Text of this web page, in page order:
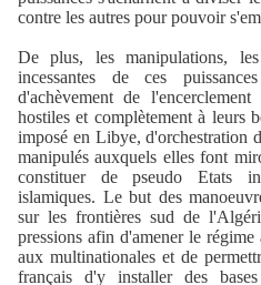
contre les autres pour pouvoir
De plus, les manipulations,
incessantes de ces
d'achèvement de
hostiles et complètement à leurs
imposé en Libye, d'orchestration
manipulés auxquels elles font
constituer de pseudo Etats
islamiques. Le but des
sur les frontières sud de
pressions afin d'amener le régime
aux multinationales et de
français d'y installer des